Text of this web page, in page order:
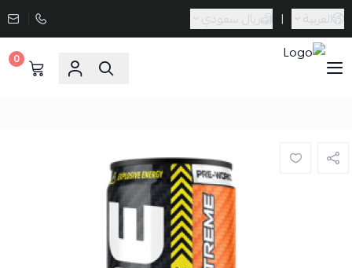
العربية | ريال سعودي
0